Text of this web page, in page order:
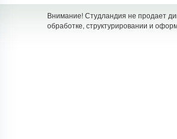
Внимание! Студландия не продает
обработке, структурировании и